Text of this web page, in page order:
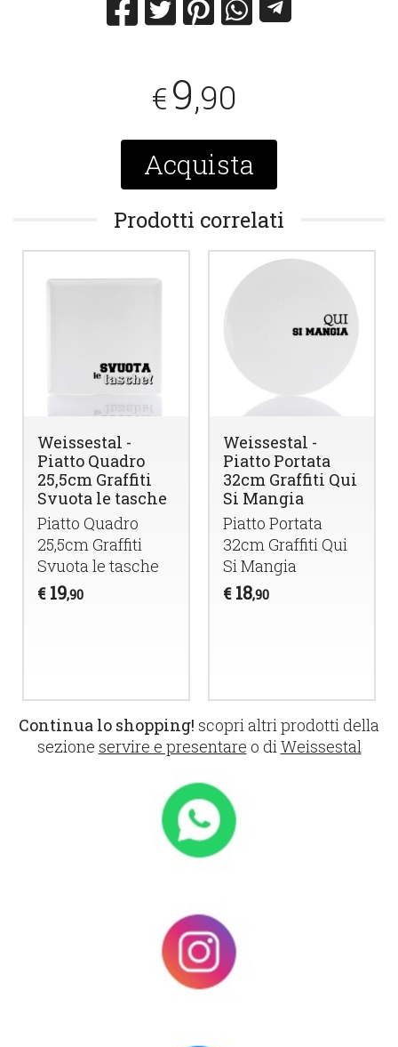
€9,90
Acquista
Prodotti correlati
Weissestal -
Piatto Quadro
25,5cm Graffiti
Svuota le tasche
Piatto Quadro
25,5cm Graffiti
Svuota le tasche
€ 19,90
Weissestal -
Piatto Portata
32cm Graffiti Qui
Si Mangia
Piatto Portata
32cm Graffiti Qui
Si Mangia
€ 18,90
Continua lo shopping! scopri altri prodotti della
sezione servire e presentare o diWeissestal